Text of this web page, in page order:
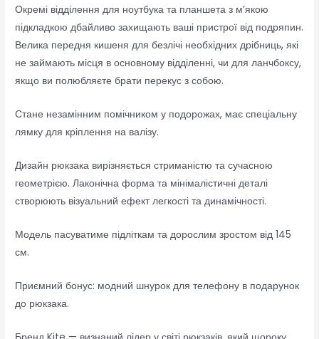
Окремі відділення для ноутбука та планшета з м’якою
підкладкою дбайливо захищають ваші пристрої від подряпин.
Велика передня кишеня для безлічі необхідних дрібниць, які
не займають місця в основному відділенні, чи для ланчбоксу,
якщо ви полюбляєте брати перекус з собою.
Стане незамінним помічником у подорожах, має спеціальну
лямку для кріплення на валізу.
Дизайн рюкзака вирізняється стриманістю та сучасною
геометрією. Лаконічна форма та мінімалістичні деталі
створюють візуальний ефект легкості та динамічності.
Модель пасуватиме підліткам та дорослим зростом від 145
см.
Приємний бонус: модний шнурок для телефону в подарунок
до рюкзака.